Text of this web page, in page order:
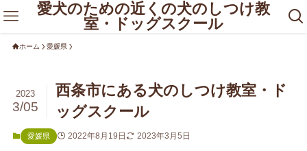
愛犬のための近くの犬のしつけ教
室・ドッグスクール
ホーム 愛媛県
西条市にある犬のしつけ教室・ド
ッグスクール
2023
3/05
愛媛県 2022年8月19日 2023年3月5日